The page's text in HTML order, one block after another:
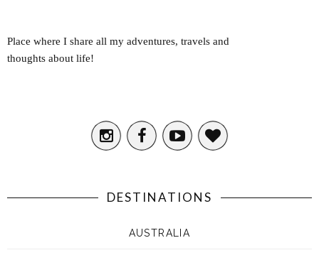
Place where I share all my adventures, travels and
thoughts about life!
DESTINATIONS
AUSTRALIA